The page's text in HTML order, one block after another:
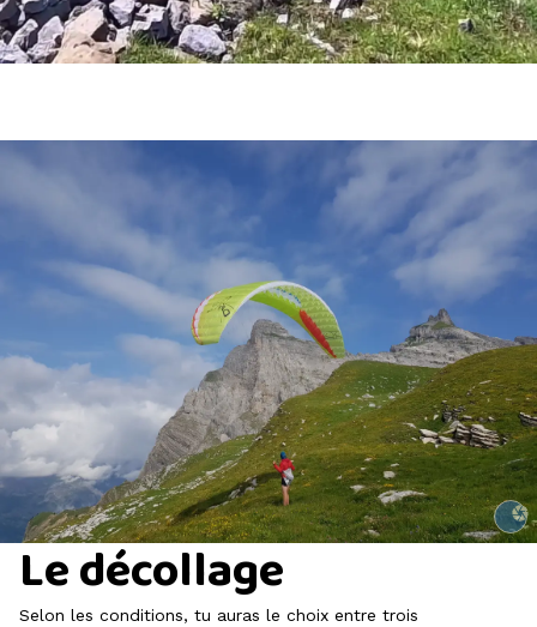
Le décollage
Selon les conditions, tu auras le choix entre trois